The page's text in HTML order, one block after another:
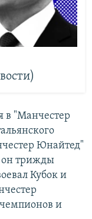
в "Манчестер
Юнайтед"
он трижды
Кубок и
и